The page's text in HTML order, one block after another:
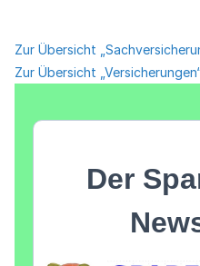
Zur Übersicht
Zur Übersicht